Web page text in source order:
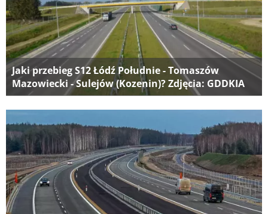
Jaki przebieg S12 Łódź Południe - Tomaszów
Mazowiecki - Sulejów (Kozenin)? Zdjęcia: GDDKIA